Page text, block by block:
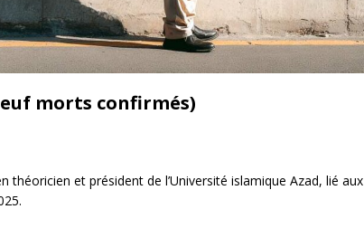
morts confirmés)
théoricien et président de l’Université islamique Azad, lié aux